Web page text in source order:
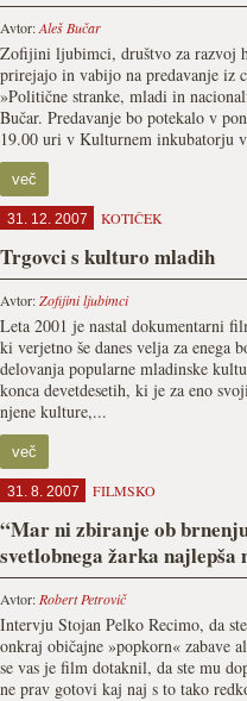
Avtor:Aleš Bučar
Zofijini ljubimci, društvo za razvoj
prirejajo in vabijo na predavanje iz
»Politične stranke, mladi in
Bučar. Predavanje bo potekalo v
19.00 uri v Kulturnem inkubatorju
več
31. 12. 2007 KOTIČEK
Trgovci s kulturo mladih
Avtor:Zofijini ljubimci
Leta 2001 je nastal dokumentarni
ki verjetno še danes velja za
delovanja popularne mladinske
konca devetdesetih, ki je za eno
njene kulture,...
več
31. 8. 2007 FILMSKO
“Mar ni zbiranje ob
svetlobnega žarka
Avtor: Robert Petrovič
Intervju Stojan Pelko Recimo, da
onkraj običajne »popkorn« zabave
se vas je film dotaknil, da ste mu
ne prav gotovi kaj naj s to tako